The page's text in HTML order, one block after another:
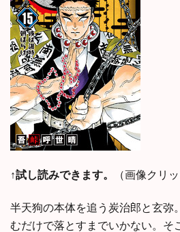
↑試し読みできます。 （画像クリッ
半天狗の本体を追う炭治郎と玄弥
むだけで落とすまでいかない。そ